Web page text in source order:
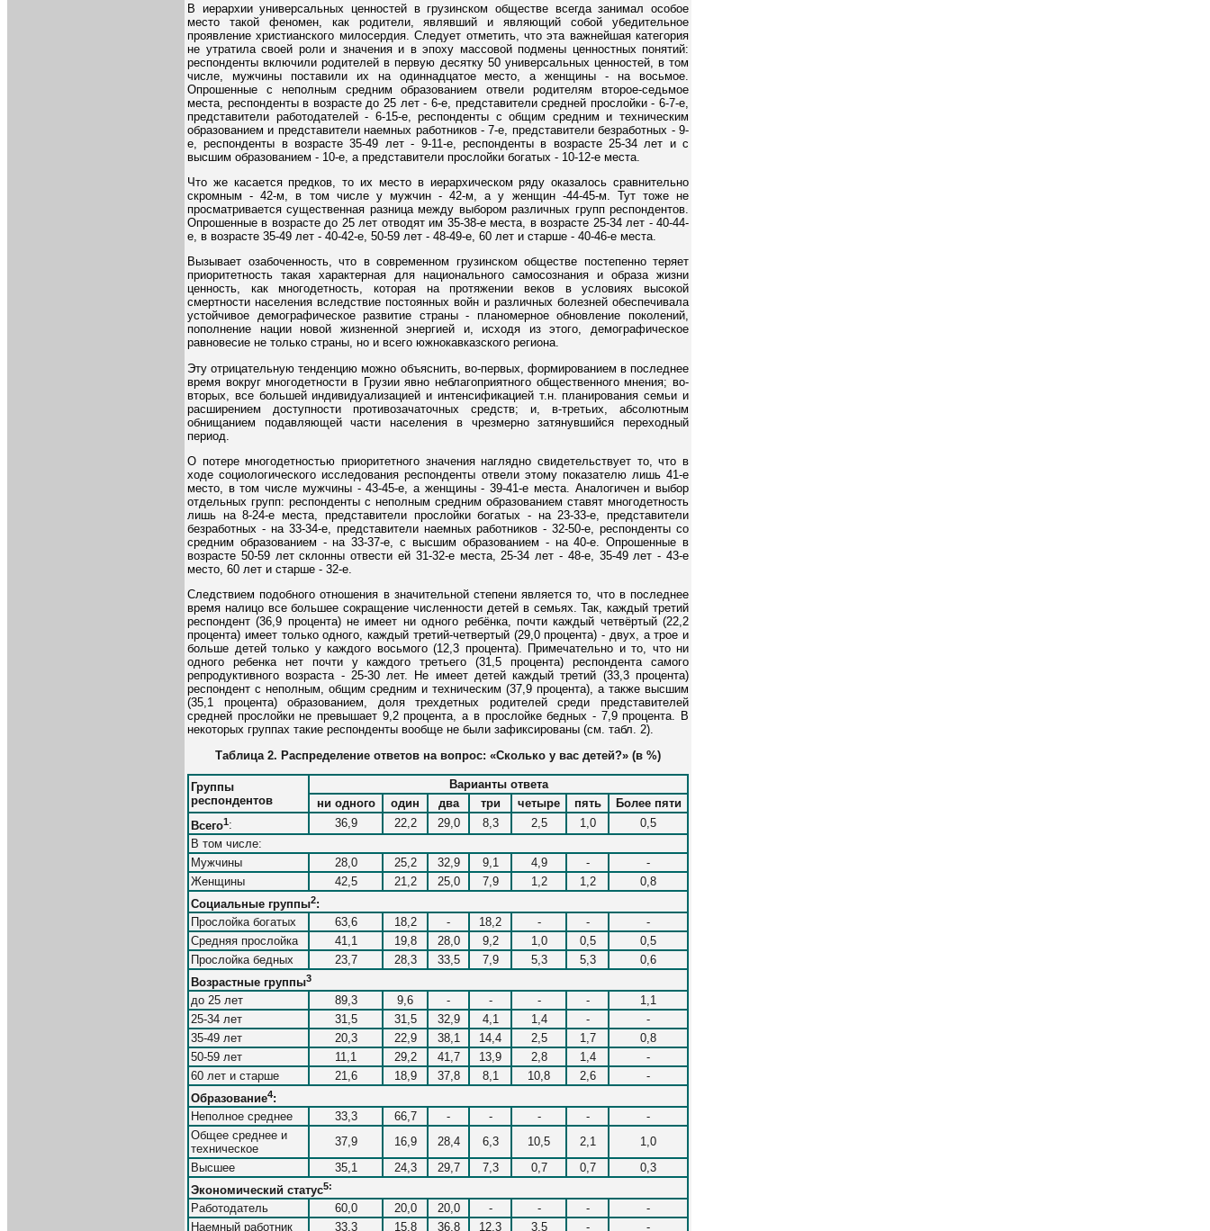
В иерархии универсальных ценностей в грузинском обществе всегда занимал особое
место такой феномен, как родители, являвший и являющий собой убедительное
проявление христианского милосердия. Следует отметить, что эта важнейшая категория
не утратила своей роли и значения и в эпоху массовой подмены ценностных понятий:
респонденты включили родителей в первую десятку 50 универсальных ценностей, в том
числе, мужчины поставили их на одиннадцатое место, а женщины - на восьмое.
Опрошенные с неполным средним образованием отвели родителям второе-седьмое
места, респонденты в возрасте до 25 лет - 6-е, представители средней прослойки - 6-7-е,
представители работодателей - 6-15-е, респонденты с общим средним и техническим
образованием и представители наемных работников - 7-е, представители безработных - 9-
е, респонденты в возрасте 35-49 лет - 9-11-е, респонденты в возрасте 25-34 лет и с
высшим образованием - 10-е, а представители прослойки богатых - 10-12-е места.
Что же касается предков, то их место в иерархическом ряду оказалось сравнительно
скромным - 42-м, в том числе у мужчин - 42-м, а у женщин -44-45-м. Тут тоже не
просматривается существенная разница между выбором различных групп респондентов.
Опрошенные в возрасте до 25 лет отводят им 35-38-е места, в возрасте 25-34 лет - 40-44-
е, в возрасте 35-49 лет - 40-42-е, 50-59 лет - 48-49-е, 60 лет и старше - 40-46-е места.
Вызывает озабоченность, что в современном грузинском обществе постепенно теряет
приоритетность такая характерная для национального самосознания и образа жизни
ценность, как многодетность, которая на протяжении веков в условиях высокой
смертности населения вследствие постоянных войн и различных болезней обеспечивала
устойчивое демографическое развитие страны - планомерное обновление поколений,
пополнение нации новой жизненной энергией и, исходя из этого, демографическое
равновесие не только страны, но и всего южнокавказского региона.
Эту отрицательную тенденцию можно объяснить, во-первых, формированием в последнее
время вокруг многодетности в Грузии явно неблагоприятного общественного мнения; во-
вторых, все большей индивидуализацией и интенсификацией т.н. планирования семьи и
расширением доступности противозачаточных средств; и, в-третьих, абсолютным
обнищанием подавляющей части населения в чрезмерно затянувшийся переходный
период.
О потере многодетностью приоритетного значения наглядно свидетельствует то, что в
ходе социологического исследования респонденты отвели этому показателю лишь 41-е
место, в том числе мужчины - 43-45-е, а женщины - 39-41-е места. Аналогичен и выбор
отдельных групп: респонденты с неполным средним образованием ставят многодетность
лишь на 8-24-е места, представители прослойки богатых - на 23-33-е, представители
безработных - на 33-34-е, представители наемных работников - 32-50-е, респонденты со
средним образованием - на 33-37-е, с высшим образованием - на 40-е. Опрошенные в
возрасте 50-59 лет склонны отвести ей 31-32-е места, 25-34 лет - 48-е, 35-49 лет - 43-е
место, 60 лет и старше - 32-е.
Следствием подобного отношения в значительной степени является то, что в последнее
время налицо все большее сокращение численности детей в семьях. Так, каждый третий
респондент (36,9 процента) не имеет ни одного ребёнка, почти каждый четвёртый (22,2
процента) имеет только одного, каждый третий-четвертый (29,0 процента) - двух, а трое и
больше детей только у каждого восьмого (12,3 процента). Примечательно и то, что ни
одного ребенка нет почти у каждого третьего (31,5 процента) респондента самого
репродуктивного возраста - 25-30 лет. Не имеет детей каждый третий (33,3 процента)
респондент с неполным, общим средним и техническим (37,9 процента), а также высшим
(35,1 процента) образованием, доля трехдетных родителей среди представителей
средней прослойки не превышает 9,2 процента, а в прослойке бедных - 7,9 процента. В
некоторых группах такие респонденты вообще не были зафиксированы (см. табл. 2).
Таблица 2. Распределение ответов на вопрос: «Сколько у вас детей?» (в %)
Группы
респондентов
Варианты ответа
ни одного
один два три четыре пять
Более пяти
Всего1 : 36,9 22,2 29,0 8,3 2,5 1,0
0,5
В том числе:
Мужчины
28,0 25,2 32,9 9,1 4,9 -
-
Женщины
42,5 21,2 25,0 7,9 1,2 1,2
0,8
Социальные группы2:
Прослойка богатых
63,6 18,2 - 18,2 - -
-
Средняя прослойка
41,1 19,8 28,0 9,2 1,0 0,5
0,5
Прослойка бедных
23,7 28,3 33,5 7,9 5,3 5,3
0,6
Возрастные группы3
до 25 лет 89,3 9,6 - - - -
1,1
25-34 лет
31,5 31,5 32,9 4,1 1,4 -
-
35-49 лет
20,3 22,9 38,1 14,4 2,5 1,7
0,8
50-59 лет
11,1 29,2 41,7 13,9 2,8 1,4
-
60 лет и старше
21,6 18,9 37,8 8,1 10,8 2,6
-
Образование4:
Неполное среднее
33,3 66,7 - - - -
-
Общее среднее и
техническое
37,9 16,9 28,4 6,3 10,5 2,1
1,0
Высшее
35,1 24,3 29,7 7,3 0,7 0,7
0,3
Экономический статус5:
Работодатель 60,0 20,0 20,0 - - -
-
Наемный работник
33,3 15,8 36,8 12,3 3,5 - -